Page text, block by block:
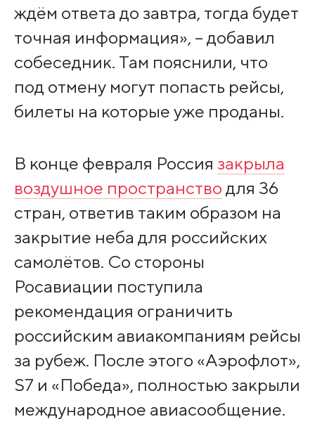
ждём ответа до завтра, тогда будет
точная информация», – добавил
собеседник. Там пояснили, что
под отмену могут попасть рейсы,
билеты на которые уже проданы.
В конце февраля Россия закрыла
воздушное пространство для 36
стран, ответив таким образом на
закрытие неба для российских
самолётов. Со стороны
Росавиации поступила
рекомендация ограничить
российским авиакомпаниям рейсы
за рубеж. После этого «Аэрофлот»,
S7 и «Победа», полностью закрыли
международное авиасообщение.